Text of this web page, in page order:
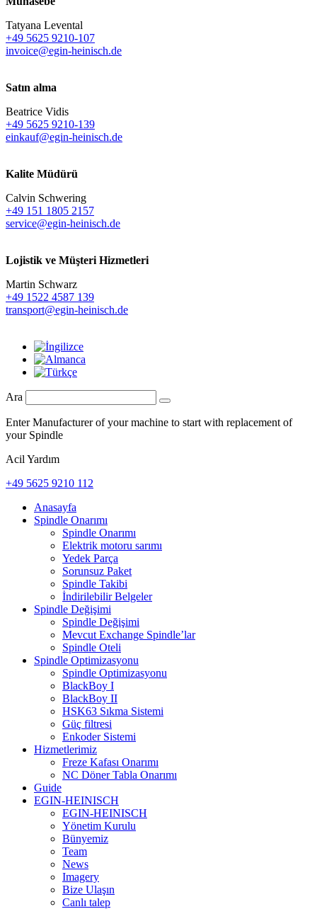
Tatyana Levental
+49 5625 9210-107
invoice@egin-heinisch.de
Satın alma
Beatrice Vidis
+49 5625 9210-139
einkauf@egin-heinisch.de
Kalite Müdürü
Calvin Schwering
+49 151 1805 2157
service@egin-heinisch.de
Lojistik ve Müşteri Hizmetleri
Martin Schwarz
+49 1522 4587 139
transport@egin-heinisch.de
Ara
Enter Manufacturer of your machine to start with replacement of
your Spindle
Acil Yardım
+49 5625 9210 112
Anasayfa
Spindle Onarımı
Spindle Onarımı
Elektrik motoru sarımı
Yedek Parça
Sorunsuz Paket
Spindle Takibi
İndirilebilir Belgeler
Spindle Değişimi
Spindle Değişimi
Mevcut Exchange Spindle’lar
Spindle Oteli
Spindle Optimizasyonu
Spindle Optimizasyonu
BlackBoy I
BlackBoy II
HSK63 Sıkma Sistemi
Güç filtresi
Enkoder Sistemi
Hizmetlerimiz
Freze Kafası Onarımı
NC Döner Tabla Onarımı
Guide
EGIN-HEINISCH
EGIN-HEINISCH
Yönetim Kurulu
Bünyemiz
Team
News
Imagery
Bize Ulaşın
Canlı talep